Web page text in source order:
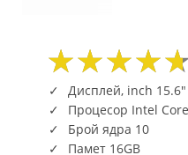
Дисплей, inch 15.6"
Процесор Intel
Брой ядра 10
Памет 16GB